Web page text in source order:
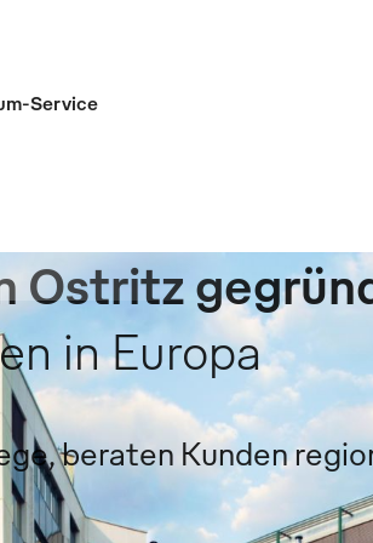
Service
Ostritz
in Europa
beraten Kunden